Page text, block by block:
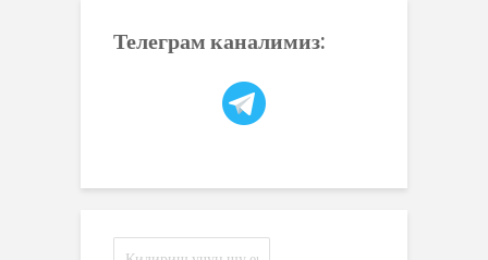
Телеграм каналимиз: